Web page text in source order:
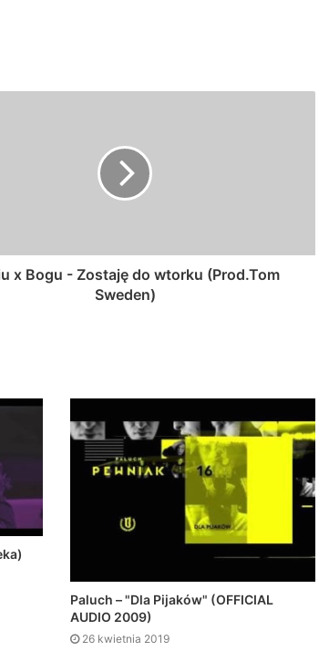
x Bogu - Zostaję do wtorku (Prod.Tom
Sweden)
Paluch – "Dla Pijaków" (OFFICIAL
AUDIO 2009)
26 kwietnia 2019